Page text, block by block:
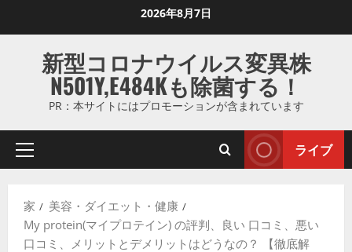
ス
ッ
2026年8月7日
新型コロナウイルス変異株
N501Y,E484Kも除菌する！
PR：本サイトにはプロモーションが含まれています
プ
マ
リ
ライブ
家
美容・ダイエット・健康
My protein(マイプロテイン) の評判、良い 口コミ、悪い
口コミ、メリットとデメリットはどうなの？ 【徹底解